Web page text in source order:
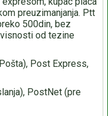
preuzimanjanja. Ptt
500din, bez
od tezine
Post Express,
PostNet (pre